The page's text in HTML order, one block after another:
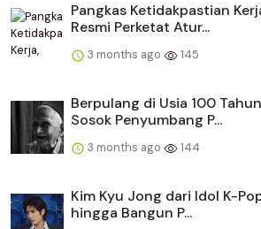
Pangkas Ketidakpastian
Resmi Perketat Atur...
3 months ago 145
Berpulang di Usia 100
Sosok Penyumbang P...
3 months ago 144
Kim Kyu Jong dari Idol K-
hingga Bangun P...